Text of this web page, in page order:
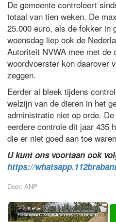
De gemeente controleert
totaal van tien weken. De
25.000 euro, als de fokker in
woensdag liep ook de
Autoriteit NVWA mee met de
woordvoerster kon daarover
zeggen.
Eerder al bleek tijdens
welzijn van de dieren in het
administratie niet op orde.
eerdere controle dit jaar 435
die er niet goed aan toe
U kunt ons voortaan ook
https://
Door: ANP